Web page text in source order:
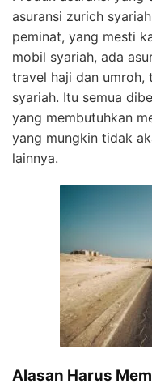
asuransi zurich
peminat, yang mesti
mobil syariah, ada
travel haji dan umroh,
syariah. Itu semua
yang membutuhkan
yang mungkin tidak
lainnya.
Alasan Harus